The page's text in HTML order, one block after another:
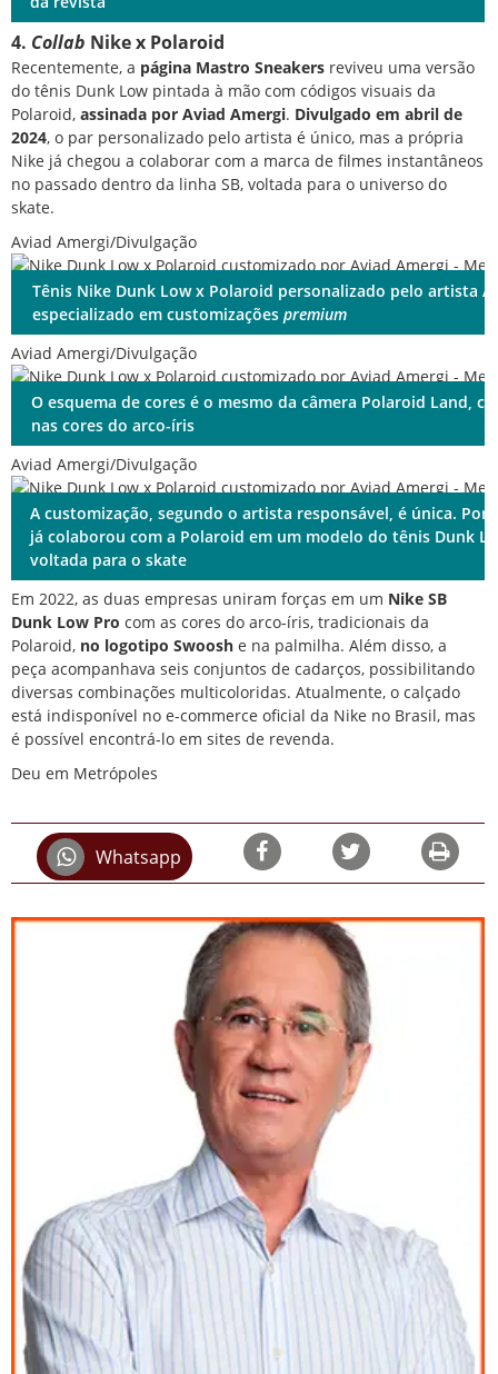
4. Collab Nike x Polaroid
Recentemente, a página Mastro Sneakers reviveu uma versão
do tênis Dunk Low pintada à mão com códigos visuais da
Polaroid, assinada por Aviad Amergi. Divulgado em abril de
2024, o par personalizado pelo artista é único, mas a própria
Nike já chegou a colaborar com a marca de filmes instantâneos
no passado dentro da linha SB, voltada para o universo do
skate.
Aviad Amergi/Divulgação
Tênis Nike Dunk Low x Polaroid personalizado pelo artista
especializado em customizações premium
Aviad Amergi/Divulgação
O esquema de cores é o mesmo da câmera Polaroid Land,
nas cores do arco-íris
Aviad Amergi/Divulgação
A customização, segundo o artista responsável, é única.
já colaborou com a Polaroid em um modelo do tênis Dunk
voltada para o skate
Em 2022, as duas empresas uniram forças em um Nike SB
Dunk Low Pro com as cores do arco-íris, tradicionais da
Polaroid, no logotipo Swoosh e na palmilha. Além disso, a
peça acompanhava seis conjuntos de cadarços, possibilitando
diversas combinações multicoloridas. Atualmente, o calçado
está indisponível no e-commerce oficial da Nike no Brasil, mas
é possível encontrá-lo em sites de revenda.
Deu em Metrópoles
Whatsapp